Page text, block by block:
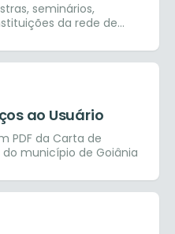
seminários,
da rede de
e superior.
ao Usuário
PDF da Carta de
município de Goiânia